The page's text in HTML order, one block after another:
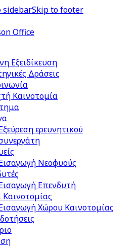
sidebarSkip to footer
Εξειδίκευση
Δράσεις
Καινοτομία
ερευνητικού
Νεοφυούς
Επενδυτή
Καινοτομίας
Χώρου Καινοτομίας